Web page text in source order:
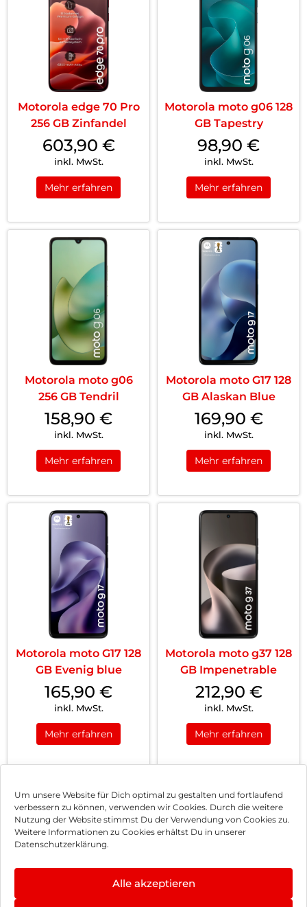
Um unsere Website für Dich optimal zu gestalten und fortlaufend
verbessern zu können, verwenden wir Cookies. Durch die weitere
Nutzung der Website stimmst Du der Verwendung von Cookies zu.
Weitere Informationen zu Cookies erhältst Du in unserer
Datenschutzerklärung.
Alle akzeptieren
Motorola edge 70 Pro
256 GB Zinfandel
603,90 €
inkl. MwSt.
Mehr erfahren
Motorola moto g06 128
GB Tapestry
98,90 €
inkl. MwSt.
Mehr erfahren
Motorola moto g06
256 GB Tendril
158,90 €
inkl. MwSt.
Mehr erfahren
Motorola moto G17 128
GB Alaskan Blue
169,90 €
inkl. MwSt.
Mehr erfahren
Motorola moto G17 128
GB Evenig blue
165,90 €
inkl. MwSt.
Mehr erfahren
Motorola moto g37 128
GB Impenetrable
212,90 €
inkl. MwSt.
Mehr erfahren
1 2 3 4 Nächste
Impressum
Können wir Dir behilflich sein?